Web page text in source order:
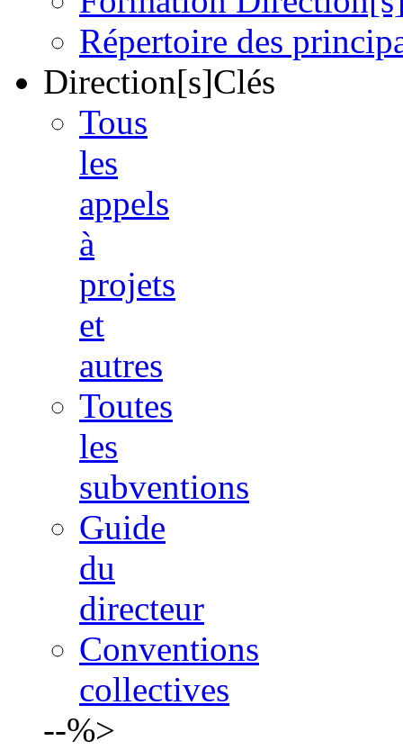
Répertoire des
Direction[s]Clés
Tous
les
appels
à
projets
et
autres
Toutes
les
subventions
Guide
du
directeur
Conventions
collectives
--%>